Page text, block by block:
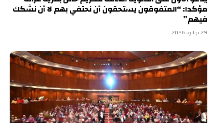
مؤكدا: “المتفوقون يستحقون أن نحتفي بهم لا أن نشكك
فيهم”
29 يوليو، 2026